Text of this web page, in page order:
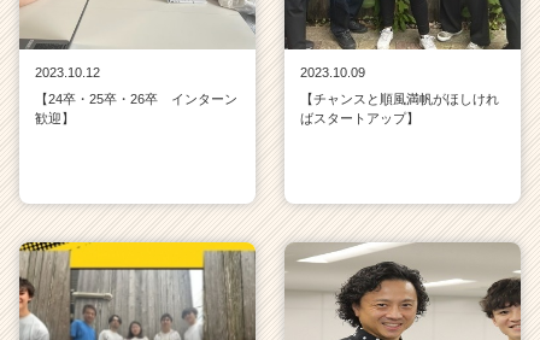
2023.10.12
【24卒・25卒・26卒 インターン
歓迎】
2023.10.09
【チャンスと順風満帆がほしけれ
ばスタートアップ】